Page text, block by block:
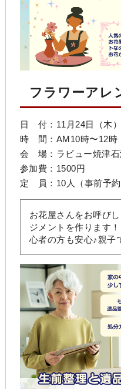
フラワーアレ
日 付：11月24日（木）
時 間：AM10時〜12時
会 場： ラビュー焼津
参加費：1500円
定 員：10人（事前予約
お花屋さんをお呼び
ジメントを作ります
心者の方も安心♪親子